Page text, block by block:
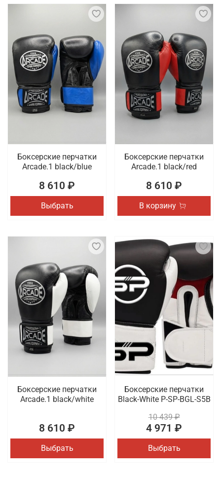
Боксерские перчатки
Arcade.1 black/blue
8 610 ₽
Выбрать
Боксерские перчатки
Arcade.1 black/red
8 610 ₽
В корзину
Боксерские перчатки
Arcade.1 black/white
8 610 ₽
Выбрать
Боксерские перчатки
Black-White P-SP-BGL-S5B
10 439 ₽
4 971 ₽
Выбрать